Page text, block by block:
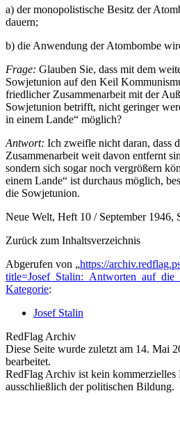
a) der monopolistische Besitz der
dauern;
b) die Anwendung der Atombombe
Frage: Glauben Sie, dass mit dem
Sowjetunion auf den Keil
friedlicher Zusammenarbeit mit der
Sowjetunion betrifft, nicht geringer
in einem Lande“ möglich?
Antwort: Ich zweifle nicht daran, dass
Zusammenarbeit weit davon entfernt
sondern sich sogar noch vergrößern
einem Lande“ ist durchaus möglich,
die Sowjetunion.
Neue Welt, Heft 10 / September 1946,
Zurück zum Inhaltsverzeichnis
Abgerufen von „https://
Kategorie:
Josef Stalin
RedFlag Archiv
Diese Seite wurde zuletzt am 14. Mai
bearbeitet.
RedFlag Archiv ist kein kommerzielles
ausschließlich der politischen Bildung.